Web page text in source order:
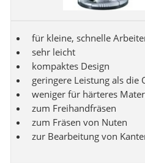
für kleine, schnelle
sehr leicht
kompaktes Design
geringere Leistung als die
weniger für härteres
zum Freihandfräsen
zum Fräsen von Nuten
zur Bearbeitung von